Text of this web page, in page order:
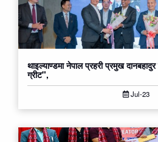
थाइल्याण्डमा नेपाल प्रहरी प्रमुख दानबहादुर
ग्रीट",
Jul-23